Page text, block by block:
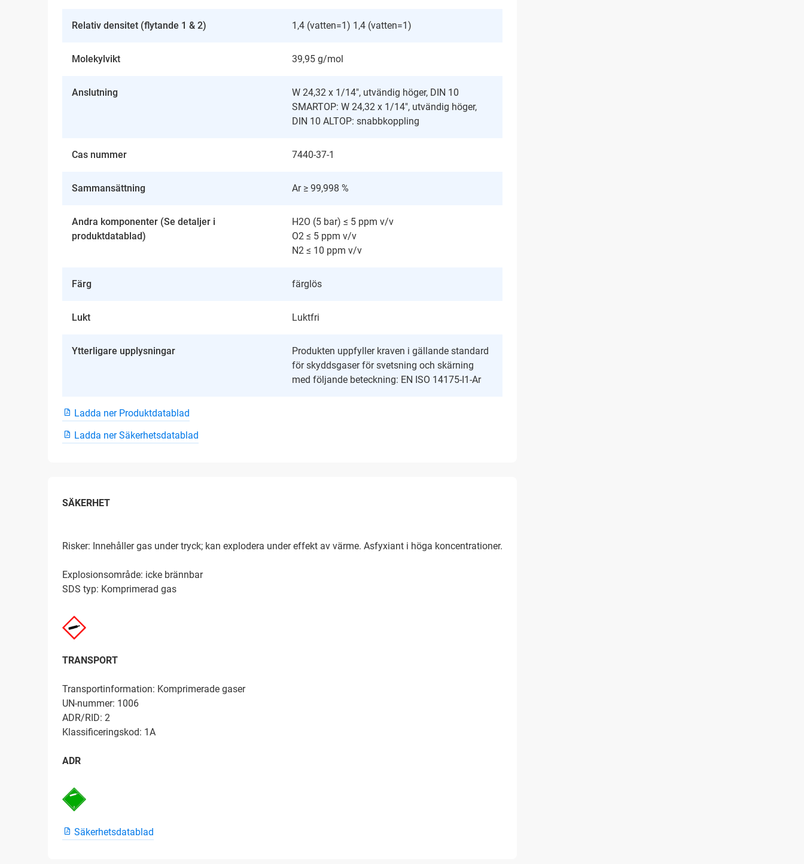
Relativ densitet (flytande 1 & 2) 1,4 (vatten=1) 1,4 (vatten=1)
Molekylvikt 39,95 g/mol
Anslutning
W 24,32 x 1/14", utvändig höger, DIN 10
SMARTOP: W 24,32 x 1/14", utvändig höger,
DIN 10 ALTOP: snabbkoppling
Cas nummer 7440-37-1
Sammansättning Ar ≥ 99,998 %
Andra komponenter (Se detaljer i
produktdatablad)
H2O (5 bar) ≤ 5 ppm v/v
O2 ≤ 5 ppm v/v
N2 ≤ 10 ppm v/v
Färg färglös
Lukt Luktfri
Ytterligare upplysningar
Produkten uppfyller kraven i gällande standard
för skyddsgaser för svetsning och skärning
med följande beteckning: EN ISO 14175-I1-Ar
Ladda ner Produktdatablad
Ladda ner Säkerhetsdatablad
SÄKERHET
Risker: Innehåller gas under tryck; kan explodera under effekt av värme. Asfyxiant i höga koncentrationer.
Explosionsområde: icke brännbar
SDS typ: Komprimerad gas
TRANSPORT
Transportinformation: Komprimerade gaser
UN-nummer: 1006
ADR/RID: 2
Klassificeringskod: 1A
ADR
Säkerhetsdatablad